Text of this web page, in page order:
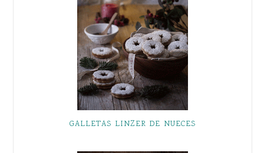
GALLETAS LINZER DE NUECES